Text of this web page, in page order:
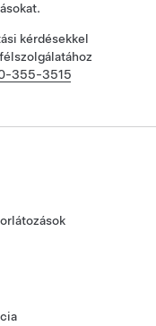
kérdésekkel
355-3515